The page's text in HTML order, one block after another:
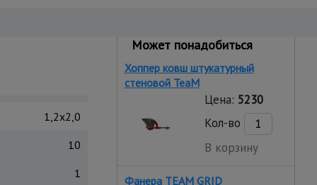
1,2x2,0
10
1
Может понадобиться
Хоппер ковш штукатурный
стеновой TeaM
Цена: 5230
Кол-во
В корзину
Фанера TEAM GRID